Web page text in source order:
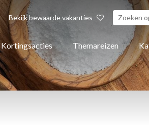
Bekijk bewaarde vakanties
Kortingsacties Themareizen